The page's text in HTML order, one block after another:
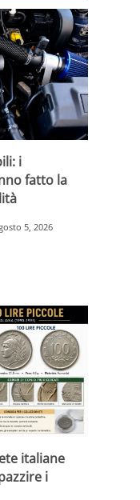
i
fatto la
5, 2026
italiane
i